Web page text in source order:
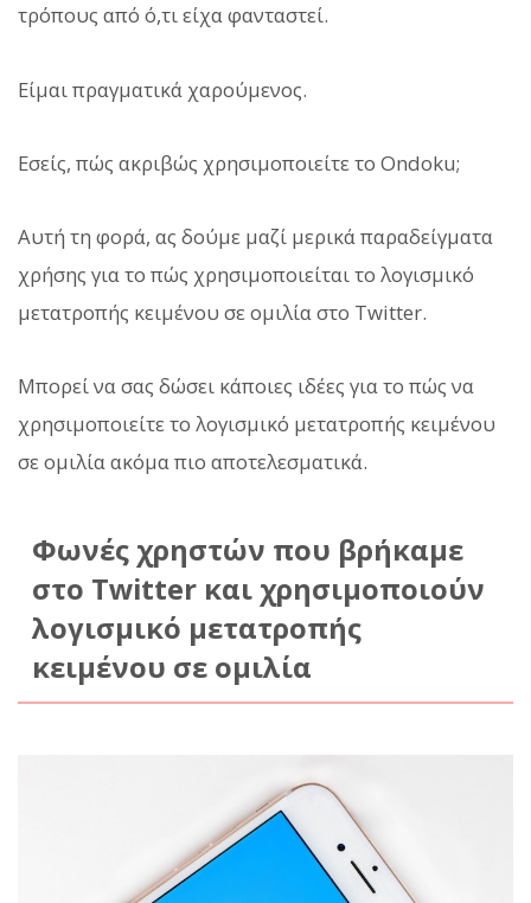
τρόπους από ό,τι είχα φανταστεί.
Είμαι πραγματικά χαρούμενος.
Εσείς, πώς ακριβώς χρησιμοποιείτε το Ondoku;
Αυτή τη φορά, ας δούμε μαζί μερικά παραδείγματα
χρήσης για το πώς χρησιμοποιείται το λογισμικό
μετατροπής κειμένου σε ομιλία στο Twitter.
Μπορεί να σας δώσει κάποιες ιδέες για το πώς να
χρησιμοποιείτε το λογισμικό μετατροπής κειμένου
σε ομιλία ακόμα πιο αποτελεσματικά.
Φωνές χρηστών που βρήκαμε
στο Twitter και χρησιμοποιούν
λογισμικό μετατροπής
κειμένου σε ομιλία